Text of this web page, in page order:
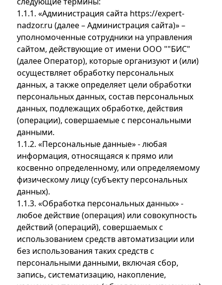
1.1.1. «Администрация сайта https://expert-
nadzor.ru (далее – Администрация сайта)» –
уполномоченные сотрудники на управления
сайтом, действующие от имени ООО ""БИС"
(далее Оператор), которые организуют и (или)
осуществляет обработку персональных
данных, а также определяет цели обработки
персональных данных, состав персональных
данных, подлежащих обработке, действия
(операции), совершаемые с персональными
данными.
1.1.2. «Персональные данные» - любая
информация, относящаяся к прямо или
косвенно определенному, или определяемому
физическому лицу (субъекту персональных
данных).
1.1.3. «Обработка персональных данных» -
любое действие (операция) или совокупность
действий (операций), совершаемых с
использованием средств автоматизации или
без использования таких средств с
персональными данными, включая сбор,
запись, систематизацию, накопление,